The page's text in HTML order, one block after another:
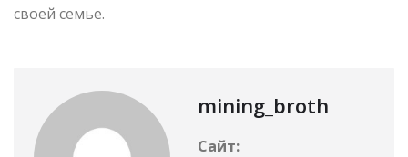
своей семье.
mining_broth
Сайт: